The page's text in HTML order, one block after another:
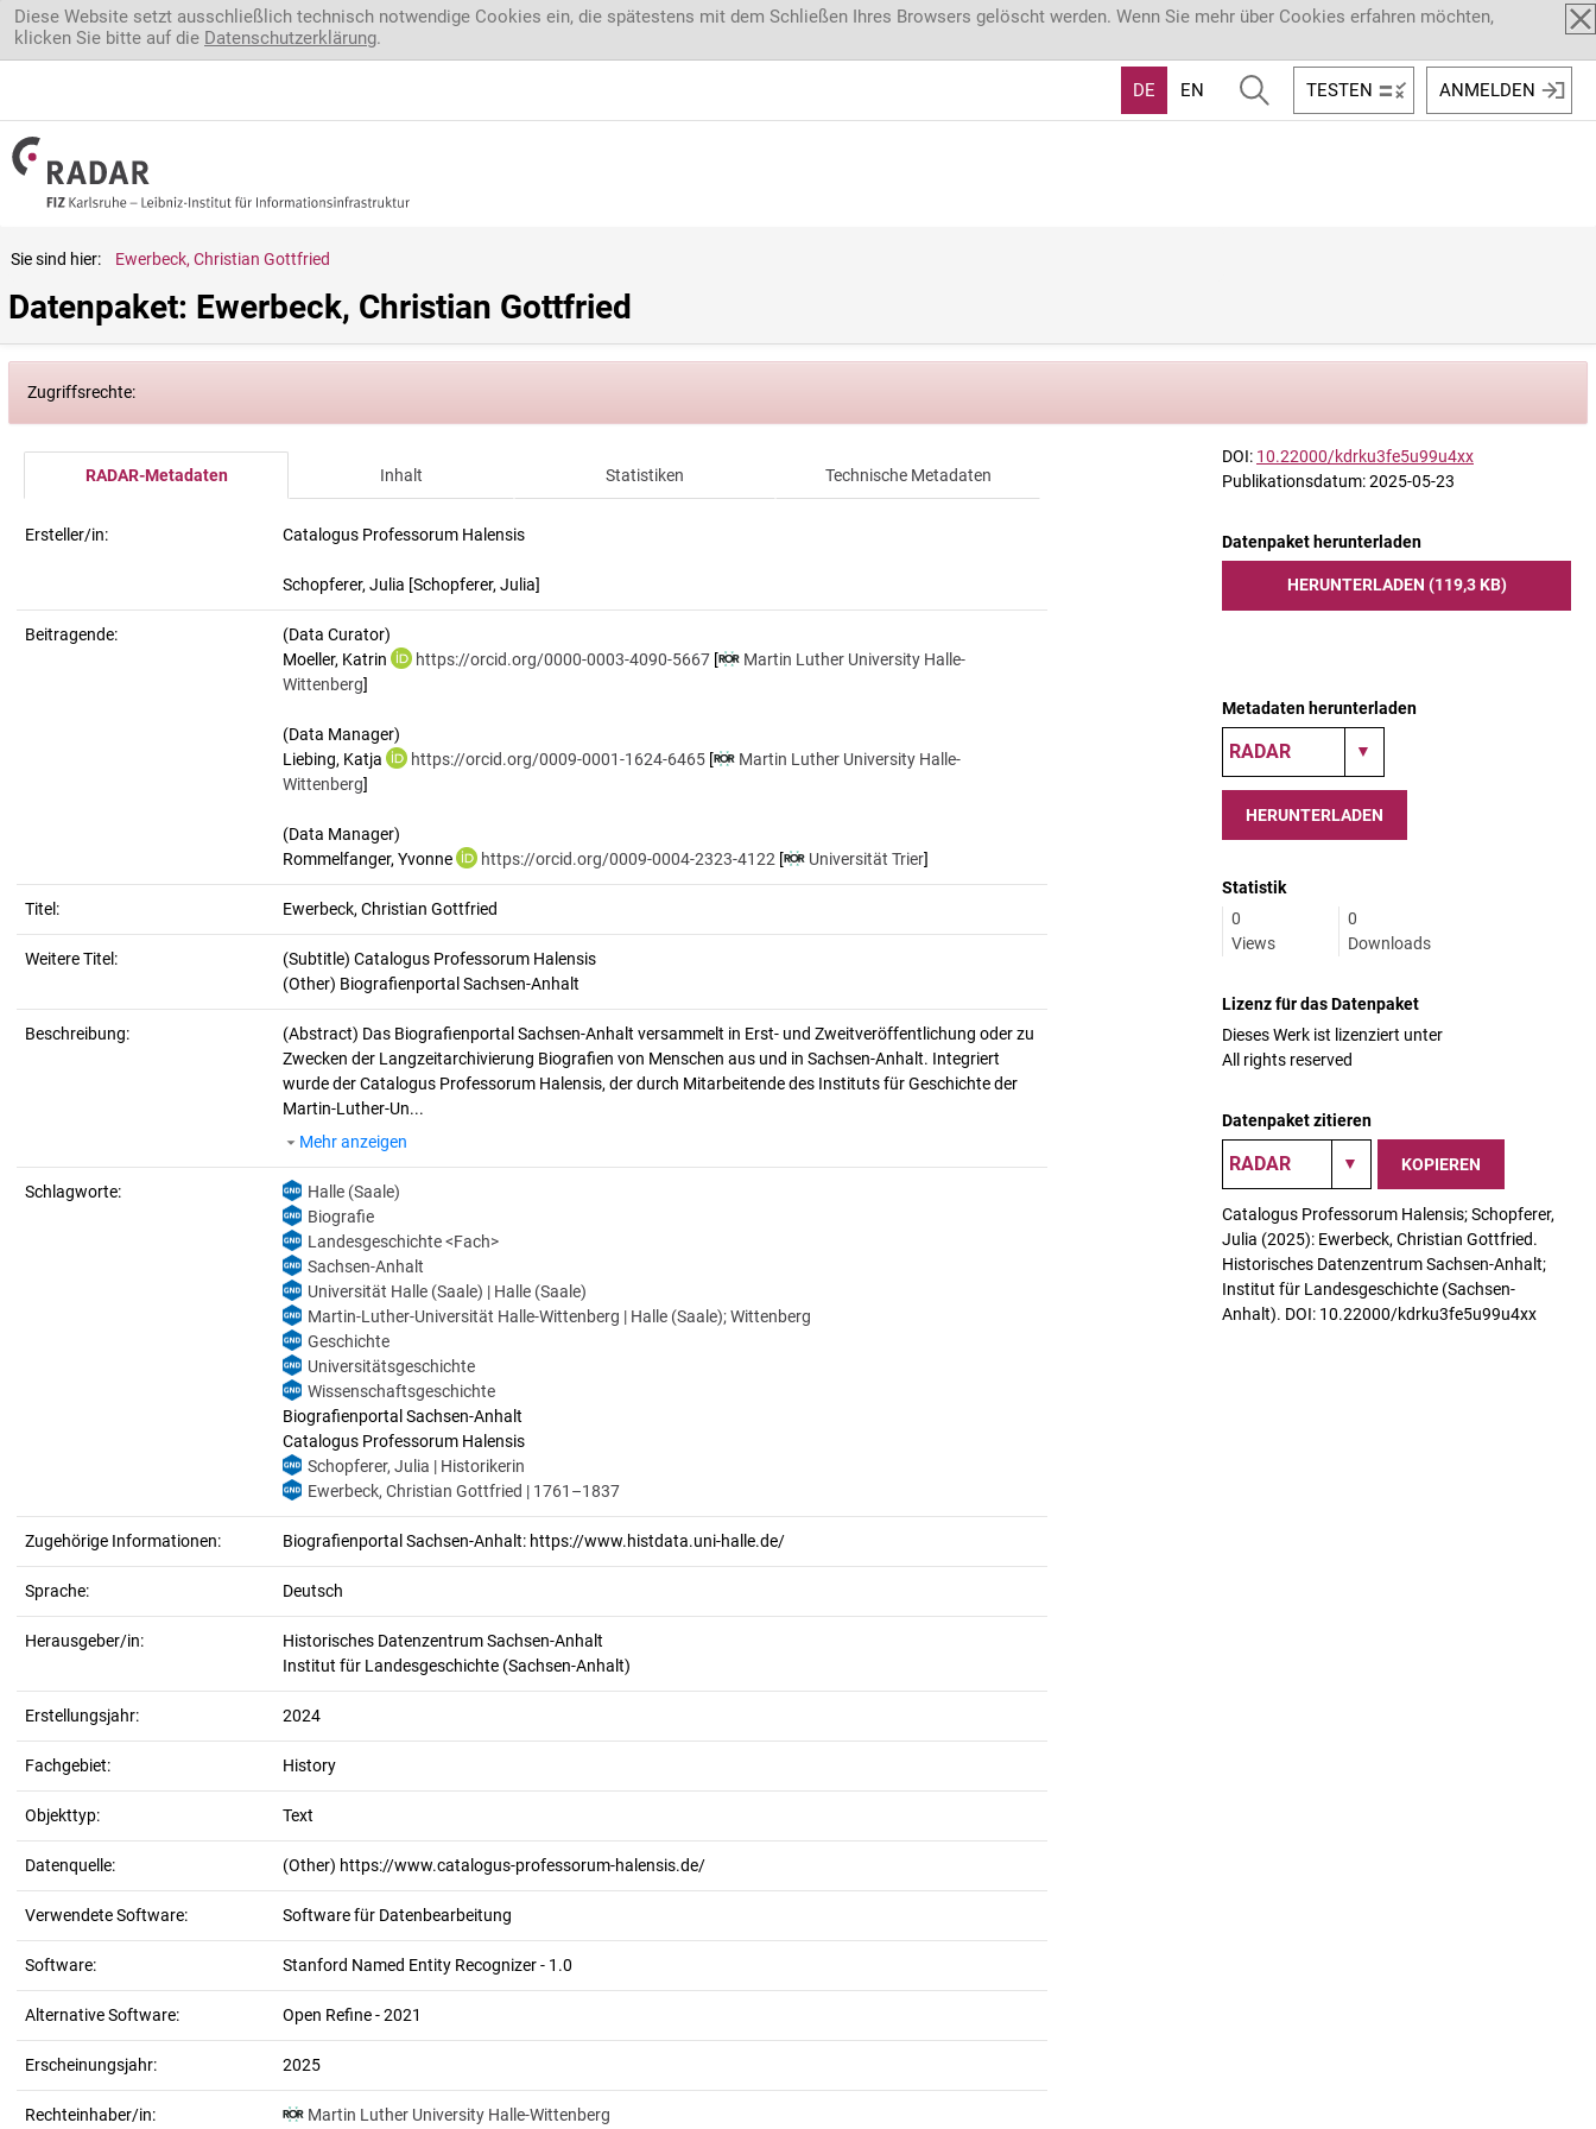
Direkt zum Inhalt
Diese Website setzt ausschließlich technisch notwendige Cookies ein, die spätestens mit dem Schließen Ihres Browsers gelöscht werden. Wenn Sie mehr über Cookies erfahren möchten,
klicken Sie bitte auf die Datenschutzerklärung.
DE EN TESTEN ANMELDEN
Sie sind hier: Ewerbeck, Christian Gottfried
Datenpaket: Ewerbeck, Christian Gottfried
Zugriffsrechte:
RADAR-Metadaten Inhalt Statistiken Technische Metadaten
Ersteller/in: Catalogus Professorum Halensis
Schopferer, Julia [Schopferer, Julia]
Beitragende:
(Data Curator)
Moeller, Katrin
https://orcid.org/0000-0003-4090-5667 [
Martin Luther University Halle-
Wittenberg]
(Data Manager)
Liebing, Katja
https://orcid.org/0009-0001-1624-6465 [
Martin Luther University Halle-
Wittenberg]
(Data Manager)
Rommelfanger, Yvonne
https://orcid.org/0009-0004-2323-4122 [ Universität Trier]
Titel: Ewerbeck, Christian Gottfried
Weitere Titel:
(Subtitle) Catalogus Professorum Halensis
(Other) Biografienportal Sachsen-Anhalt
Beschreibung: (Abstract) Das Biografienportal Sachsen-Anhalt versammelt in Erst- und Zweitveröffentlichung oder zu
Zwecken der Langzeitarchivierung Biografien von Menschen aus und in Sachsen-Anhalt. Integriert
wurde der Catalogus Professorum Halensis, der durch Mitarbeitende des Instituts für Geschichte der
Martin-Luther-Un...
Mehr anzeigen
Schlagworte:
Halle (Saale)
Biografie
Landesgeschichte <Fach>
Sachsen-Anhalt
Universität Halle (Saale) | Halle (Saale)
Martin-Luther-Universität Halle-Wittenberg | Halle (Saale); Wittenberg
Geschichte
Universitätsgeschichte
Wissenschaftsgeschichte
Biografienportal Sachsen-Anhalt
Catalogus Professorum Halensis
Schopferer, Julia | Historikerin
Ewerbeck, Christian Gottfried | 1761–1837
Zugehörige Informationen: Biografienportal Sachsen-Anhalt: https://www.histdata.uni-halle.de/
Sprache: Deutsch
Herausgeber/in:
Historisches Datenzentrum Sachsen-Anhalt
Institut für Landesgeschichte (Sachsen-Anhalt)
Erstellungsjahr: 2024
Fachgebiet: History
Objekttyp: Text
Datenquelle: (Other) https://www.catalogus-professorum-halensis.de/
Verwendete Software: Software für Datenbearbeitung
Software: Stanford Named Entity Recognizer - 1.0
Alternative Software: Open Refine - 2021
Erscheinungsjahr: 2025
Rechteinhaber/in: Martin Luther University Halle-Wittenberg
DOI: 10.22000/kdrku3fe5u99u4xx
Publikationsdatum: 2025-05-23
Datenpaket herunterladen
HERUNTERLADEN (119,3 KB)
Metadaten herunterladen
HERUNTERLADEN
Statistik
0
Views
0
Downloads
Lizenz für das Datenpaket
Dieses Werk ist lizenziert unter
All rights reserved
Datenpaket zitieren
KOPIEREN
Catalogus Professorum Halensis; Schopferer,
Julia (2025): Ewerbeck, Christian Gottfried.
Historisches Datenzentrum Sachsen-Anhalt;
Institut für Landesgeschichte (Sachsen-
Anhalt). DOI: 10.22000/kdrku3fe5u99u4xx